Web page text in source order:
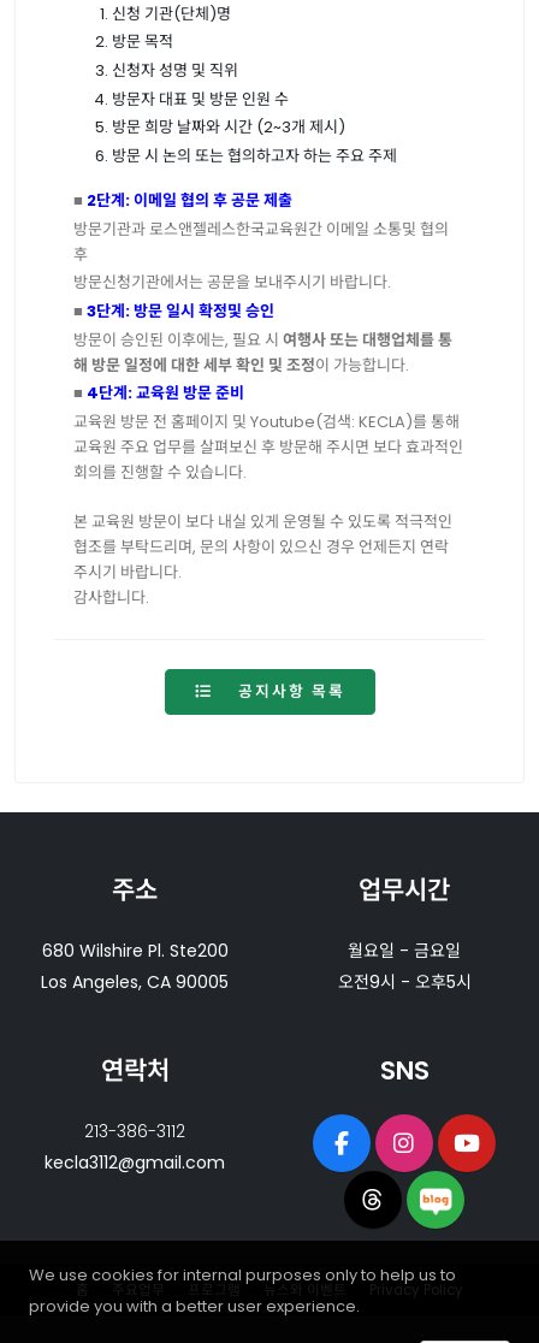
We use cookies for internal purposes only to help us to
provide you with a better user experience.
신청 기관(단체)명
방문목적
신청자성명 및 직위
방문자 대표 및 방문 인원 수
방문희망 날짜와시간 (2~3개 제시 )
방문시 논의 또는협의하고자하는주요주제
■ 2단계:이메일 협의 후공문제출
방문기관과로스앤젤레스한국교육원간 이메일 소통및 협의
후
방문신청기관에서는공문을보내주시기 바랍니다.
■ 3단계:방문일시 확정및 승인
방문이 승인된 이후에는, 필요 시 여행사또는대행업체를통
해 방문일정에 대한세부확인 및 조정이 가능합니다.
■ 4단계:교육원 방문준비
교육원 방문 전 홈페이지 및 Youtube(검색: KECLA)를 통해
교육원 주요 업무를 살펴보신 후 방문해 주시면 보다효과적인
회의를 진행할수 있습니다.
본 교육원 방문이 보다 내실 있게 운영될 수 있도록 적극적인
협조를 부탁드리며, 문의 사항이 있으신 경우 언제든지 연락
주시기 바랍니다.
감사합니다.
공지사항 목록
주소
680 Wilshire Pl. Ste200
Los Angeles, CA 90005
업무시간
월요일 - 금요일
오전9시 - 오후5시
연락처
213-386-3112
kecla3112@gmail.com
SNS
홈 주요업무 프로그램 뉴스와 이벤트 Privacy Policy